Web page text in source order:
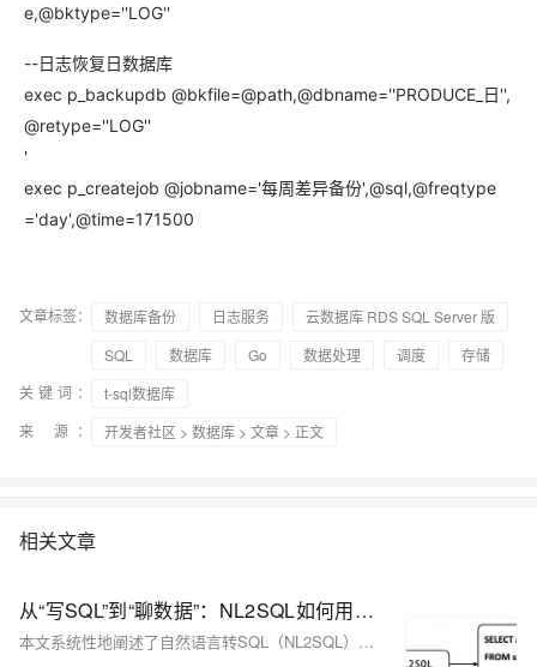
e,@bktype=''LOG''
--日志恢复日数据库
exec p_backupdb @bkfile=@path,@dbname=''PRODUCE_日'',
@retype=''LOG''
'
exec p_createjob @jobname='每周差异备份',@sql,@freqtype
='day',@time=171500
文章标签： 数据库备份 日志服务
云数据库 RDS SQL Server 版
SQL
数据库 Go 数据处理 调度
存储
关键词：
t-sql数据库
来 源：
开发者社区 > 数据库 > 文章 > 正文
相关文章
从“写SQL”到“聊数据”：NL2SQL如何用自然语言解锁数据库？
本文系统性地阐述了自然语言转SQL（NL2SQL） 技术如何让非技术背景的业务分析师实现数据自助查询，从而提升数据驱动决策的效率与准确性。